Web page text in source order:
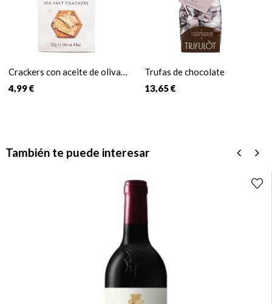
Crackers con aceite de oliva y
sal
4,99 €
Trufas de chocolate
13,65 €
También te puede interesar
›